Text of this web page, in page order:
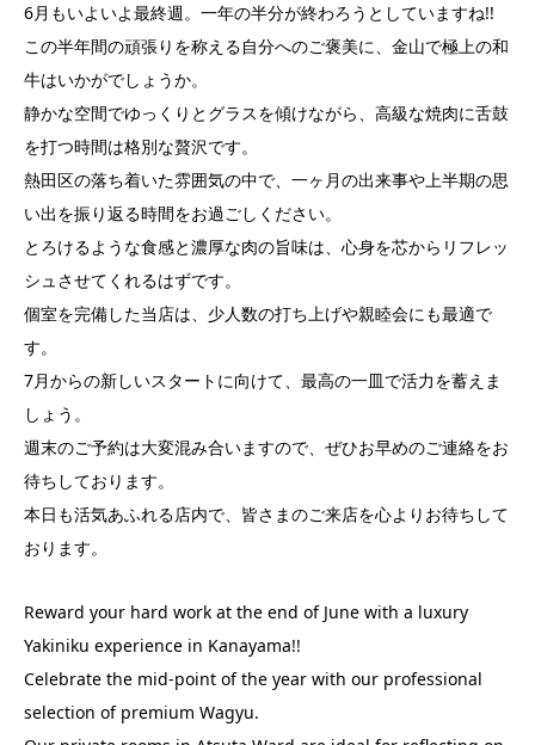
6月もいよいよ最終週。一年の半分が終わろうとしていますね!!
この半年間の頑張りを称える自分へのご褒美に、金山で極上の和
牛はいかがでしょうか。
静かな空間でゆっくりとグラスを傾けながら、高級な焼肉に舌鼓
を打つ時間は格別な贅沢です。
熱田区の落ち着いた雰囲気の中で、一ヶ月の出来事や上半期の思
い出を振り返る時間をお過ごしください。
とろけるような食感と濃厚な肉の旨味は、心身を芯からリフレッ
シュさせてくれるはずです。
個室を完備した当店は、少人数の打ち上げや親睦会にも最適で
す。
7月からの新しいスタートに向けて、最高の一皿で活力を蓄えま
しょう。
週末のご予約は大変混み合いますので、ぜひお早めのご連絡をお
待ちしております。
本日も活気あふれる店内で、皆さまのご来店を心よりお待ちして
おります。
Reward your hard work at the end of June with a luxury
Yakiniku experience in Kanayama!!
Celebrate the mid-point of the year with our professional
selection of premium Wagyu.